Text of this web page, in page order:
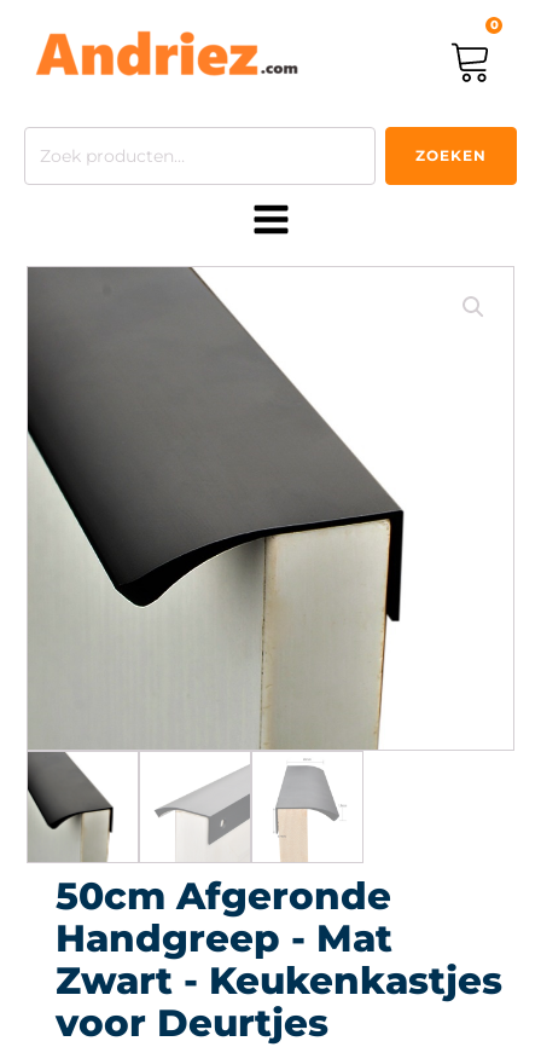
0
Zoeken
ZOEKEN
50cm Afgeronde
Handgreep - Mat
Zwart - Keukenkastjes
voor Deurtjes